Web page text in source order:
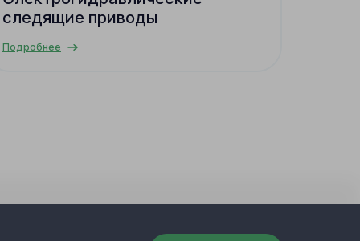
следящие приводы
Подробнее